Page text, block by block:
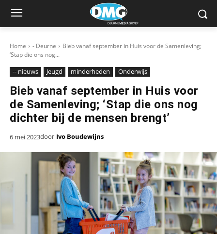
Home - Deurne
Bieb vanaf september in Huis voor de Samenleving;
‘Stap die ons nog...
-- nieuws Jeugd minderheden Onderwijs
Bieb vanaf september in Huis voor
de Samenleving; ‘Stap die ons nog
dichter bij de mensen brengt’
6 mei 2023door Ivo Boudewijns